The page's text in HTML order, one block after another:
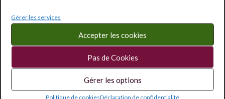
Gérer les services
Accepter les cookies
Pas de Cookies
Gérer les options
Politique de cookiesDéclaration de confidentialité
BART AOC Marsannay 2024
Rosé
Bourgogne
17,60
BART Crémant de Bourgogne
Bourgogne
Réf:775
16,50€
19 en stock